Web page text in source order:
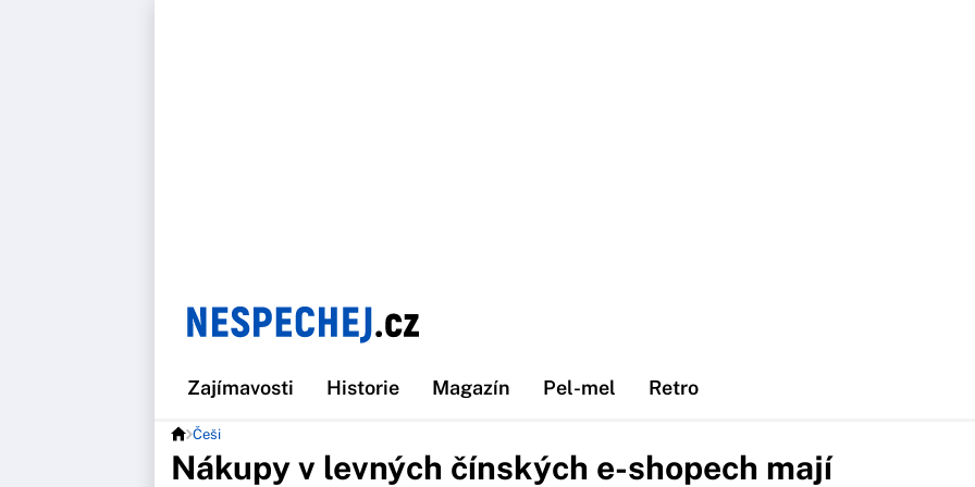
Zajímavosti Historie Magazín Pel-mel Retro
Češi
Nákupy v levných čínských e-shopech mají